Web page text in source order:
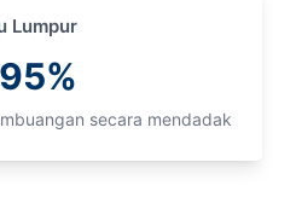
Lumpur
secara mendadak